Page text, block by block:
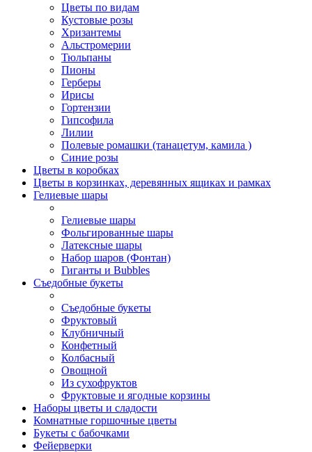
Цветы по видам
Кустовые розы
Хризантемы
Альстромерии
Тюльпаны
Пионы
Герберы
Ирисы
Гортензии
Гипсофила
Лилии
Полевые ромашки (танацетум, камила )
Синие розы
Цветы в коробках
Цветы в корзинках, деревянных ящиках и рамках
Гелиевые шары
Гелиевые шары
Фольгированные шары
Латексные шары
Набор шаров (Фонтан)
Гиганты и Bubbles
Съедобные букеты
Съедобные букеты
Фруктовый
Клубничный
Конфетный
Колбасный
Овощной
Из сухофруктов
Фруктовые и ягодные корзины
Наборы цветы и сладости
Комнатные горшочные цветы
Букеты с бабочками
Фейерверки